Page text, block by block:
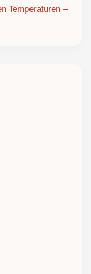
Temperaturen –